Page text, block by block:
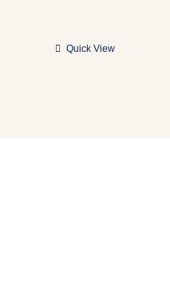
Quick View